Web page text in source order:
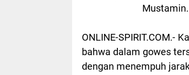
ONLINE-SPIRIT.COM.-
bahwa dalam gowes
dengan menempuh